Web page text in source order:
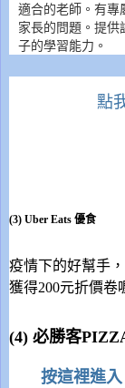
適合的老師。有專
家長的問題。提供
子的學習能力。
點
(3) Uber Eats 優食
疫情下的好幫手
獲得200元折價卷
(4) 必勝客
按這裡進入